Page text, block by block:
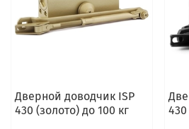
Дверной доводчик ISP
430 (золото) до 100 кг